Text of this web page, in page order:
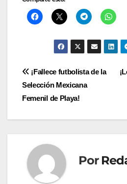
Navegación
de
entradas
¡Fallece futbolista de la
Selección Mexicana
Femenil de Playa!
Por